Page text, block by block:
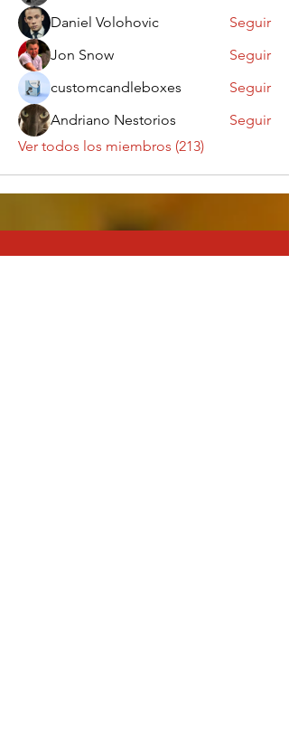
Daniel Volohovic
Seguir
Jon Snow
Seguir
customcandleboxes
Seguir
Andriano Nestorios
Seguir
Ver todos los miembros (213)